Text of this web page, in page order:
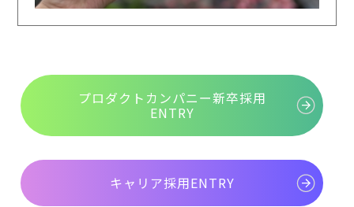
プロダクトカンパニー新卒採用
ENTRY
キャリア採用ENTRY